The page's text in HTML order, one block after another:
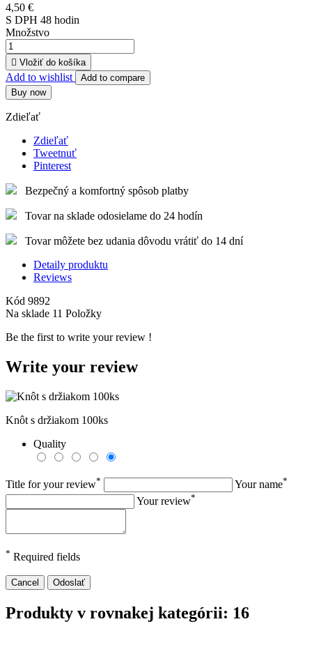
4,50 €
S DPH 48 hodin
Množstvo
 Vložiť do košíka
Add to wishlist
Add to compare
Buy now
Zdieľať
Zdieľať
Tweetnuť
Pinterest
Bezpečný a komfortný spôsob platby
Tovar na sklade odosielame do 24 hodín
Tovar môžete bez udania dôvodu vrátiť do 14 dní
Detaily produktu
Reviews
Kód 9892
Na sklade 11 Položky
Be the first to write your review !
Write your review
Knôt s držiakom 100ks
Quality
Title for your review* Your name*
Your review*
* Required fields
Cancel Odoslať
Produkty v rovnakej kategórii: 16